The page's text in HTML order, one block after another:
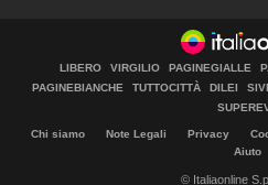
LIBERO VIRGILIO PAGINEGIALLE
PAGINEBIANCHE
TUTTOCITTÀ DILEI
Chi siamo Note Legali Privacy
Aiuto
© Italiaonline